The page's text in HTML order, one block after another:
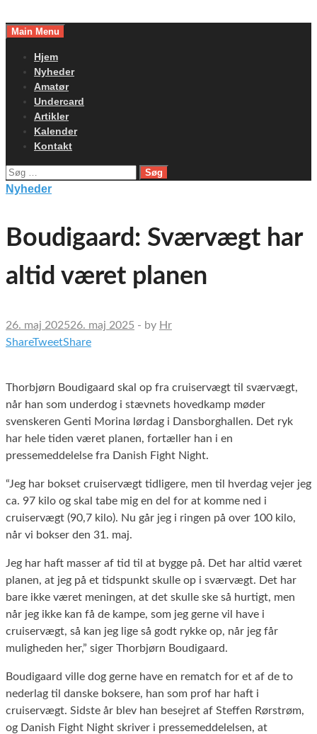
toMain Menu
Hjem
Nyheder
Amatør
Undercard
Artikler
Kalender
Kontakt
Søg
efter:
Nyheder
Boudigaard: Sværvægt har
altid været planen
26. maj 202526. maj 2025 - by Hr
ShareTweetShare
Thorbjørn Boudigaard skal op fra cruiservægt til sværvægt,
når han som underdog i stævnets hovedkamp møder
svenskeren Genti Morina lørdag i Dansborghallen. Det ryk
har hele tiden været planen, fortæller han i en
pressemeddelelse fra Danish Fight Night.
“Jeg har bokset cruiservægt tidligere, men til hverdag vejer jeg
ca. 97 kilo og skal tabe mig en del for at komme ned i
cruiservægt (90,7 kilo). Nu går jeg i ringen på over 100 kilo,
når vi bokser den 31. maj.
Jeg har haft masser af tid til at bygge på. Det har altid været
planen, at jeg på et tidspunkt skulle op i sværvægt. Det har
bare ikke været meningen, at det skulle ske så hurtigt, men
når jeg ikke kan få de kampe, som jeg gerne vil have i
cruiservægt, så kan jeg lige så godt rykke op, når jeg får
muligheden her,” siger Thorbjørn Boudigaard.
Boudigaard ville dog gerne have en rematch for et af de to
nederlag til danske boksere, han som prof har haft i
cruiservægt. Sidste år blev han besejret af Steffen Rørstrøm,
og Danish Fight Night skriver i pressemeddelelsen, at